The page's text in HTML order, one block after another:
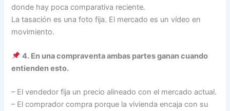
donde hay poca comparativa reciente.
La tasación es una foto fija. El mercado es un vídeo en
movimiento.
4. En una compraventa ambas partes ganan cuando
entienden esto.
– El vendedor fija un precio alineado con el mercado actual.
– El comprador compra porque la vivienda encaja con su